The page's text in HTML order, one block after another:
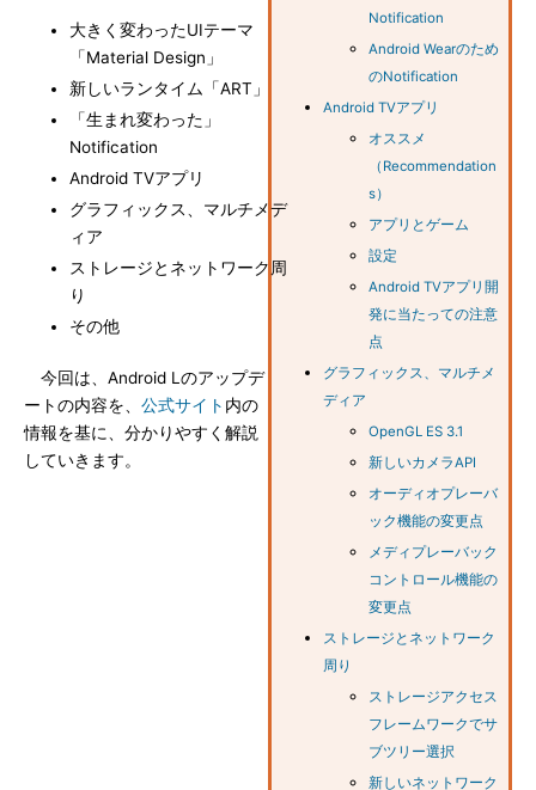
Notification
Android Wearのため
のNotification
Android TVアプリ
オススメ
（Recommendation
s）
アプリとゲーム
設定
Android TVアプリ開
発に当たっての注意
点
グラフィックス、マルチメ
ディア
OpenGL ES 3.1
新しいカメラAPI
オーディオプレーバ
ック機能の変更点
メディプレーバック
コントロール機能の
変更点
ストレージとネットワーク
周り
ストレージアクセス
フレームワークでサ
ブツリー選択
新しいネットワーク
大きく変わったUIテーマ
「Material Design」
新しいランタイム「ART」
「生まれ変わった」
Notification
Android TVアプリ
グラフィックス、マルチメデ
ィア
ストレージとネットワーク周
り
その他
今回は、Android Lのアップデ
ートの内容を、 公式サイト 内の
情報を基に、分かりやすく解説
していきます。